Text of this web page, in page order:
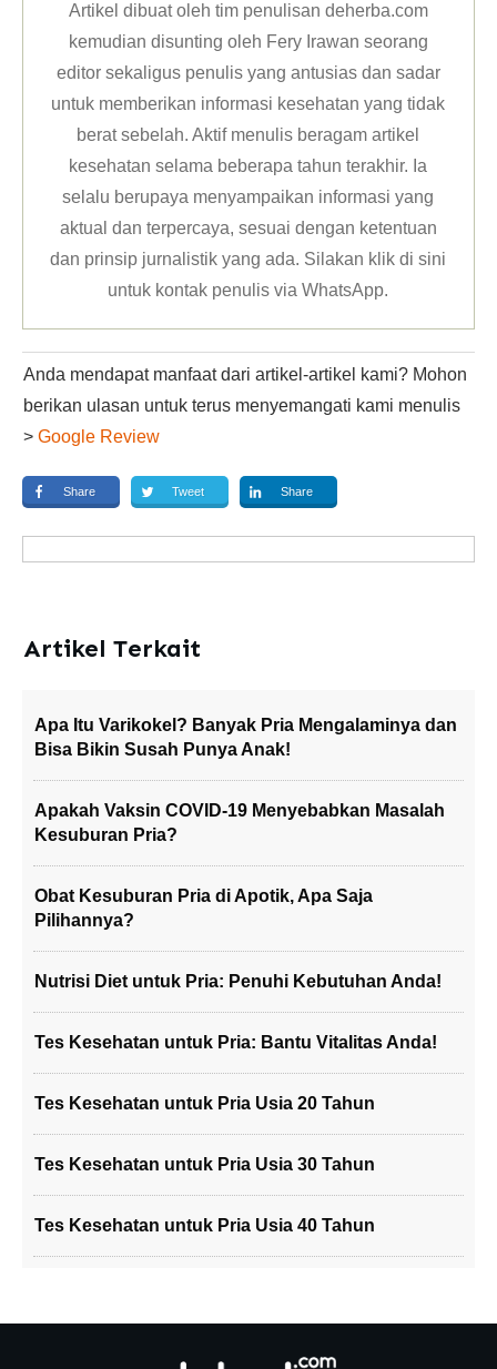
Artikel dibuat oleh tim penulisan deherba.com
kemudian disunting oleh Fery Irawan seorang
editor sekaligus penulis yang antusias dan sadar
untuk memberikan informasi kesehatan yang tidak
berat sebelah. Aktif menulis beragam artikel
kesehatan selama beberapa tahun terakhir. Ia
selalu berupaya menyampaikan informasi yang
aktual dan terpercaya, sesuai dengan ketentuan
dan prinsip jurnalistik yang ada. Silakan klikdi sini
untuk kontak penulis via WhatsApp.
Anda mendapat manfaat dari artikel-artikel kami? Mohon
berikan ulasan untuk terus menyemangati kami menulis
> Google Review
Share Tweet Share
Artikel Terkait
Apa Itu Varikokel? Banyak Pria Mengalaminya dan
Bisa Bikin Susah Punya Anak!
Apakah Vaksin COVID-19 Menyebabkan Masalah
Kesuburan Pria?
Obat Kesuburan Pria di Apotik, Apa Saja
Pilihannya?
Nutrisi Diet untuk Pria: Penuhi Kebutuhan Anda!
Tes Kesehatan untuk Pria: Bantu Vitalitas Anda!
Tes Kesehatan untuk Pria Usia 20 Tahun
Tes Kesehatan untuk Pria Usia 30 Tahun
Tes Kesehatan untuk Pria Usia 40 Tahun